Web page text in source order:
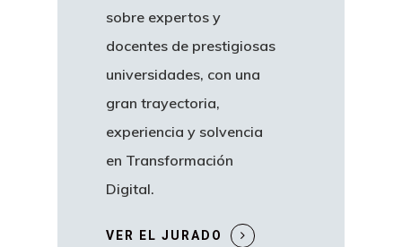
sobre expertos y
docentes de prestigiosas
universidades, con una
gran trayectoria,
experiencia y solvencia
en Transformación
Digital.
VER EL JURADO